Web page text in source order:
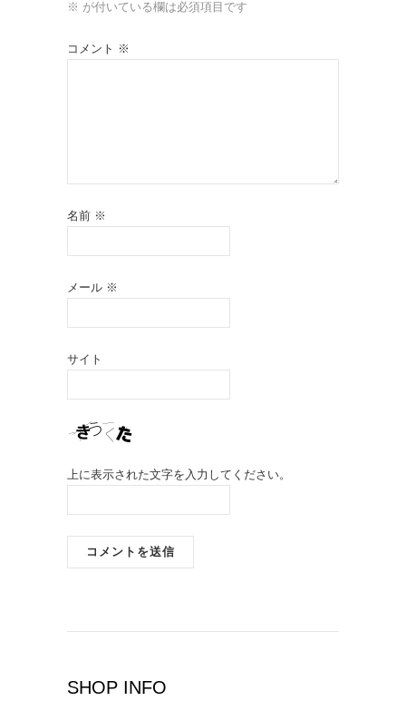
※ が付いている欄は必須項目です
コメント ※
名前 ※
メール ※
サイト
上に表示された文字を入力してください。
SHOP INFO